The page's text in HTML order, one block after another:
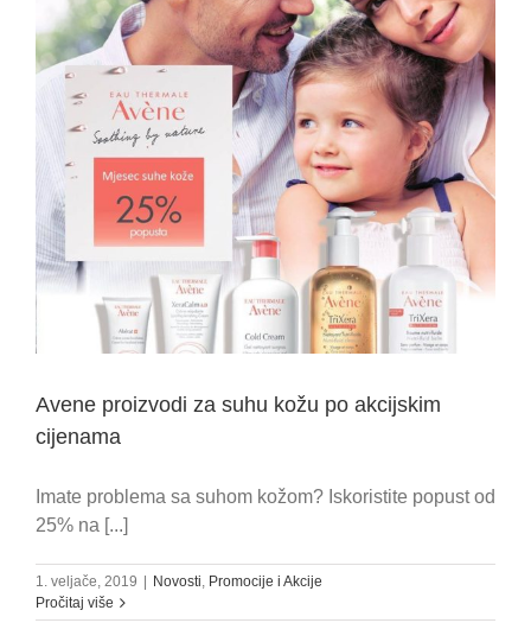
Avene proizvodi za suhu kožu po akcijskim
cijenama
Imate problema sa suhom kožom? Iskoristite popust od
25% na [...]
1. veljače, 2019 Novosti, Promocije i Akcije
Pročitaj više